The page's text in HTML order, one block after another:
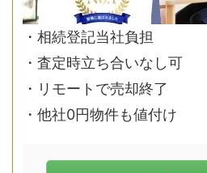
・相続登記当社負担
・査定時立ち合いなし可
・リモートで売却終了
・他社0円物件も値付け